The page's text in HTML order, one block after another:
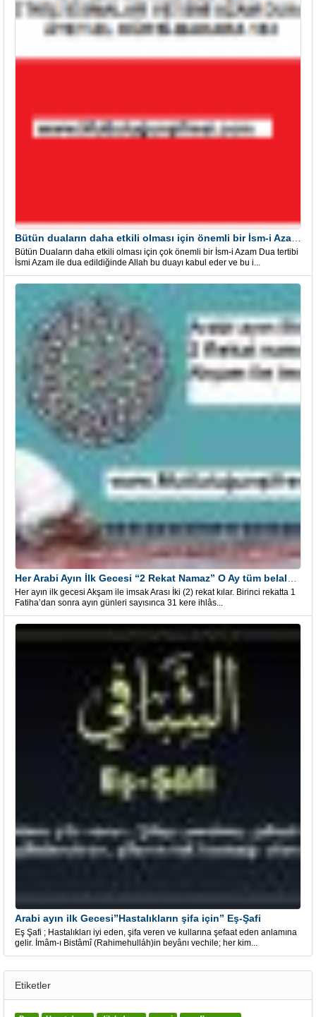
Bütün Duaların daha etkili olması için çok önemli bir İsm-i Azam Dua tertibi
İsmi Azam ile dua edildiğinde Allah bu duayı kabul eder ve bu i...
Her ayın ilk gecesi Akşam ile imsak Arası İki (2) rekat kılar. Birinci rekatta 1
Fatiha’dan sonra ayın günleri sayısınca 31 kere ihlâs...
Arabi ayın ilk Gecesi”Hastalıkların şifa için” Eş-Şafi
Eş Şafi ; Hastalıkları iyi eden, şifa veren ve kullarına şefaat eden anlamına
gelir. İmâm-ı Bistâmî (Rahimehulláh)in beyânı vechile; her kim...
Etiketler